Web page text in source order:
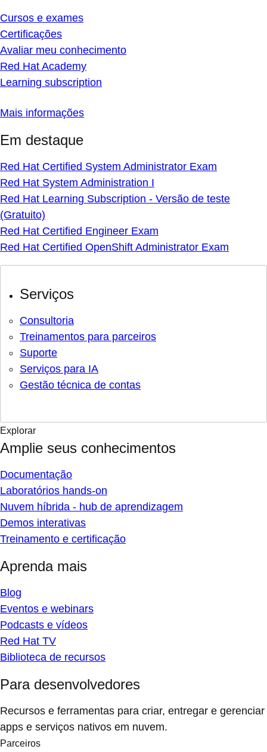
Cursos e exames
Certificações
Avaliar meu conhecimento
Red Hat Academy
Learning subscription
Mais informações
Em destaque
Red Hat Certified System Administrator Exam
Red Hat System Administration I
Red Hat Learning Subscription - Versão de teste
(Gratuito)
Red Hat Certified Engineer Exam
Red Hat Certified OpenShift Administrator Exam
Serviços
Consultoria
Treinamentos para parceiros
Suporte
Serviços para IA
Gestão técnica de contas
Explorar
Amplie seus conhecimentos
Documentação
Laboratórios hands-on
Nuvem híbrida - hub de aprendizagem
Demos interativas
Treinamento e certificação
Aprenda mais
Blog
Eventos e webinars
Podcasts e vídeos
Red Hat TV
Biblioteca de recursos
Para desenvolvedores
Recursos e ferramentas para criar, entregar e gerenciar
apps e serviços nativos em nuvem.
Parceiros